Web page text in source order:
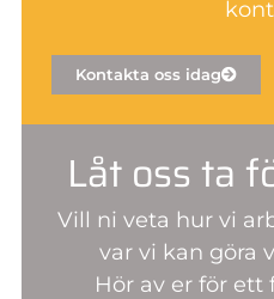
Kontakta oss idag
Låt oss ta
Vill ni veta hur vi
var vi kan göra
Hör av er för ett